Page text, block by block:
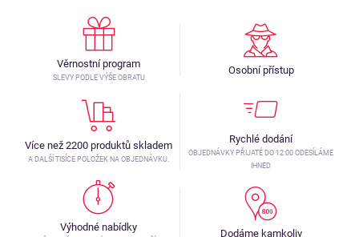
Věrnostní program
SLEVY PODLE VÝŠE OBRATU
Osobní přístup
Více než 2200 produktů skladem
A DALŠÍ TISÍCE POLOŽEK NA OBJEDNÁVKU.
Rychlé dodání
OBJEDNÁVKY PŘIJATÉ DO 12:00 ODESÍLÁME
IHNED
Výhodné nabídky
Dodáme kamkoliv